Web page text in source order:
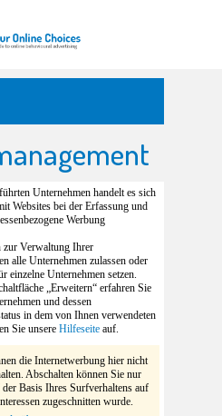
Unternehmen handelt es sich
Websites bei der Erfassung und
Werbung
zur Verwaltung Ihrer
alle Unternehmen zulassen oder
einzelne Unternehmen setzen.
„Erweitern“ erfahren Sie
und dessen
in dem von Ihnen verwendeten
Sie unsere Hilfeseite auf.
die Internetwerbung hier nicht
Abschalten können Sie nur
Basis Ihres Surfverhaltens auf
zugeschnitten wurde.